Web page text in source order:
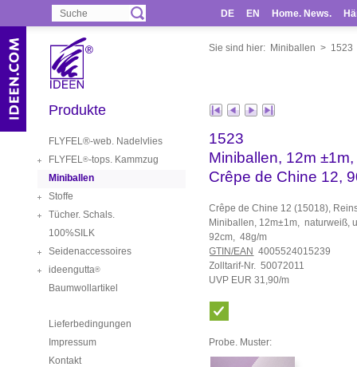
DE EN Home. News.
Sie sind hier: Miniballen > 1523
Produkte
FLYFEL®-web. Nadelvlies
FLYFEL®-tops. Kammzug
Miniballen
Stoffe
Tücher. Schals.
100%SILK
Seidenaccessoires
ideengutta®
Baumwollartikel
Lieferbedingungen
Impressum
Kontakt
1523
Miniballen, 12m ±1m,
Crêpe de Chine 12,
Crêpe de Chine 12 (15018),
Miniballen, 12m±1m,
92cm, 48g/m
GTIN/EAN 4005524015239
Zolltarif-Nr. 50072011
UVP EUR 31,90/m
Probe. Muster: